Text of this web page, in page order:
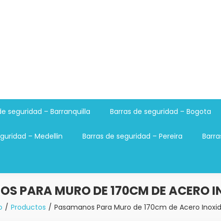
seguridad – Barranquilla Barras de seguridad – Bogota
– Medellin Barras de seguridad – Pereira
PARA MURO DE 170CM DE ACERO
Productos Pasamanos Para Muro de 170cm de Acero